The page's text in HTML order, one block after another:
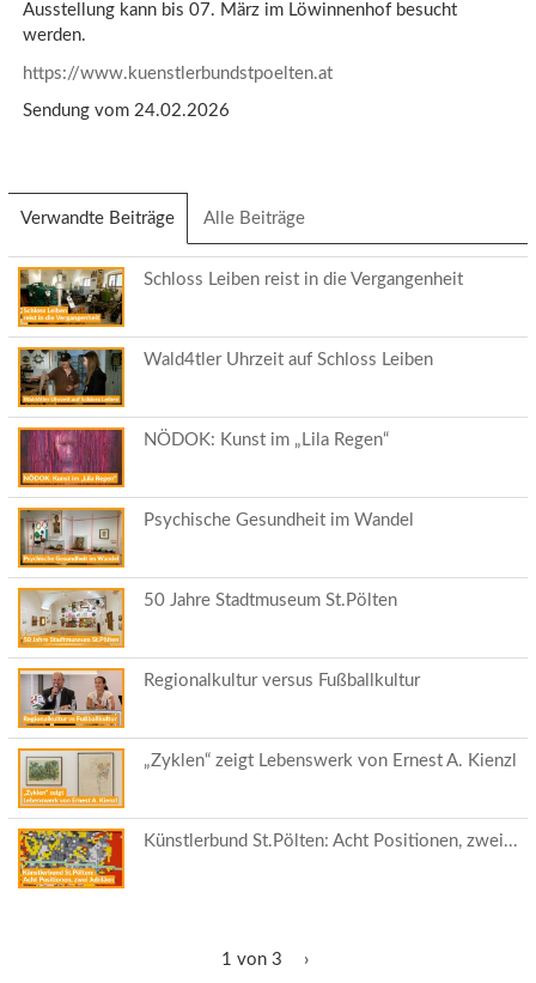
Ausstellung kann bis 07. März im Löwinnenhof besucht
werden.
https://www.kuenstlerbundstpoelten.at
Sendung vom 24.02.2026
Verwandte Beiträge (aktiver
Reiter)
Alle Beiträge
Schloss Leiben reist in die Vergangenheit
Wald4tler Uhrzeit auf Schloss Leiben
NÖDOK: Kunst im „Lila Regen“
Psychische Gesundheit im Wandel
50 Jahre Stadtmuseum St.Pölten
Regionalkultur versus Fußballkultur
„Zyklen“ zeigt Lebenswerk von Ernest A. Kienzl
Künstlerbund St.Pölten: Acht Positionen, zwei...
1 von 3 ›